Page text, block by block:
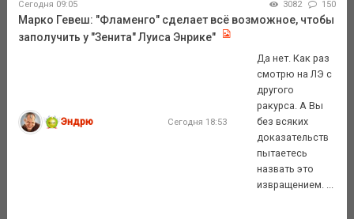
Сегодня 09:05 3082 150
Марко Гевеш: "Фламенго" сделает всё возможное, чтобы
заполучить у "Зенита" Луиса Энрике"
Эндрю Сегодня 18:53
Да нет. Как раз
смотрю на ЛЭ с
другого
ракурса. А Вы
без всяких
доказательств
пытаетесь
назвать это
извращением. ...